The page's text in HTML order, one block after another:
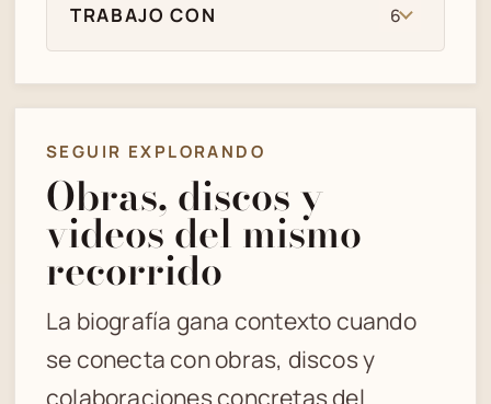
TRABAJO CON 6
SEGUIR EXPLORANDO
Obras, discos y
videos del mismo
recorrido
La biografía gana contexto cuando
se conecta con obras, discos y
colaboraciones concretas del